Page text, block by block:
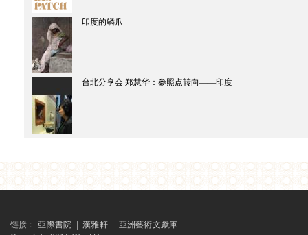
印度的鳞爪
台北分享会 郑慧华：参照点转向——印度
链接 :亞際書院 |漢雅軒 | 亞洲藝術文獻庫